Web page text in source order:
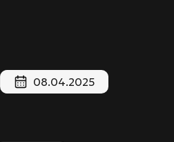
08.04.2025